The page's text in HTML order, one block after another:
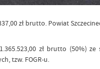
zł brutto. Powiat
zł brutto (50%)
tzw. FOGR-u.